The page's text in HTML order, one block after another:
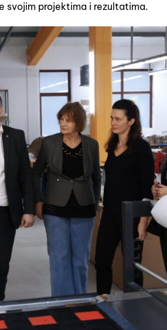
svojim projektima i rezultatima.